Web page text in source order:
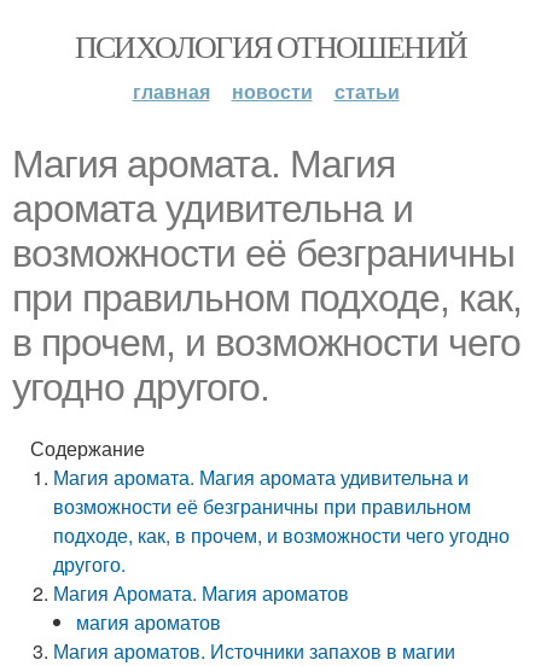
ПСИХОЛОГИЯ ОТНОШЕНИЙ
главная новости статьи
Магия аромата. Магия
аромата удивительна и
возможности её безграничны
при правильном подходе, как,
в прочем, и возможности чего
угодно другого.
Содержание
Магия аромата. Магия аромата удивительна и
возможности её безграничны при правильном
подходе, как, в прочем, и возможности чего угодно
другого.
Магия Аромата. Магия ароматов
магия ароматов
Магия ароматов. Источники запахов в магии